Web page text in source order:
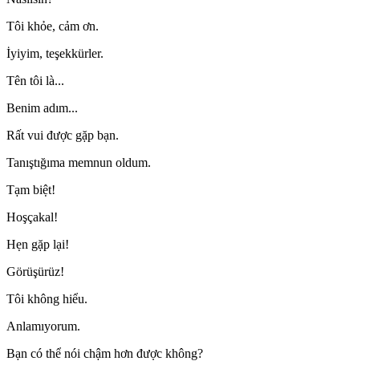
Tôi khỏe, cảm ơn.
İyiyim, teşekkürler.
Tên tôi là...
Benim adım...
Rất vui được gặp bạn.
Tanıştığıma memnun oldum.
Tạm biệt!
Hoşçakal!
Hẹn gặp lại!
Görüşürüz!
Tôi không hiểu.
Anlamıyorum.
Bạn có thể nói chậm hơn được không?